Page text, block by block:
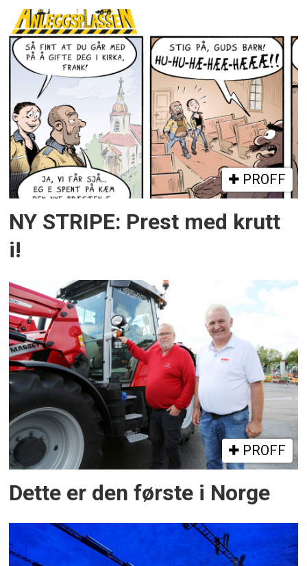
PROFF
NY STRIPE: Prest med krutt
i!
PROFF
Dette er den første i Norge